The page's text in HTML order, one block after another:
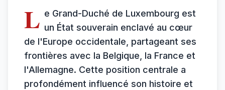
L e Grand-Duché de Luxembourg est
un État souverain enclavé au cœur
de l'Europe occidentale, partageant ses
frontières avec la Belgique, la France et
l'Allemagne. Cette position centrale a
profondément influencé son histoire et